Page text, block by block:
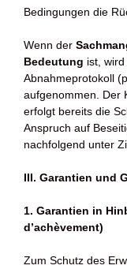
Bedingungen die
Wenn der
Bedeutung ist,
Abnahmeprotokoll
aufgenommen. Der
erfolgt bereits die
Anspruch auf
nachfolgend unter
III. Garantien und
1. Garantien in
d’achèvement)
Zum Schutz des